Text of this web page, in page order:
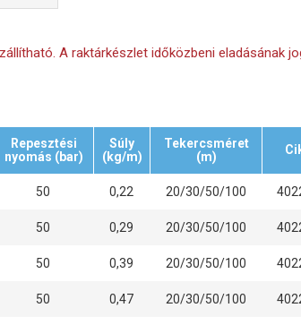
A raktárkészlet időközbeni eladásának
Repesztési
nyomás (bar)
Súly
(kg/m)
Tekercsméret
(m)
50 0,22 20/30/50/100
50 0,29 20/30/50/100
50 0,39 20/30/50/100
50 0,47 20/30/50/100